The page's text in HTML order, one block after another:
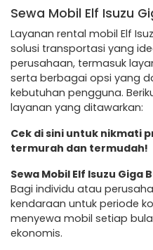
Sewa Mobil Elf Isuzu
Layanan rental mobil Elf
solusi transportasi yang
perusahaan, termasuk
serta berbagai opsi yang
kebutuhan pengguna.
layanan yang ditawarkan:
Cek di sini untuk nikmati
termurah dan termudah!
Sewa Mobil Elf Isuzu Giga
Bagi individu atau
kendaraan untuk periode
menyewa mobil setiap
ekonomis.